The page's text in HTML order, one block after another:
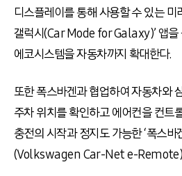
디스플레이를 통해 사용할 수 있는 미
갤럭시(Car Mode for Galaxy)’ 앱을
에코시스템을 자동차까지 확대한다.
또한 폭스바겐과 협업하여 자동차와
주차 위치를 확인하고 에어컨을 컨트
충전의 시작과 정지도 가능한 ‘폭스바
(Volkswagen Car-Net e-Remote)’